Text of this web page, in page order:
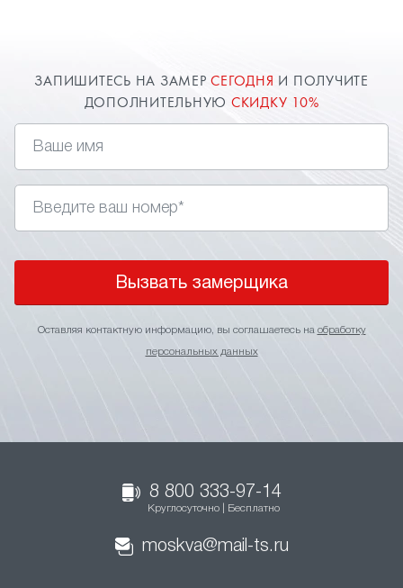
ЗАПИШИТЕСЬ НА ЗАМЕРСЕГОДНЯ И ПОЛУЧИТЕ
ДОПОЛНИТЕЛЬНУЮ СКИДКУ 10%
Вызвать замерщика
Оставляя контактную информацию, вы соглашаетесь на обработку
персональных данных
8 800 333-97-14
Круглосуточно | Бесплатно
moskva@mail-ts.ru